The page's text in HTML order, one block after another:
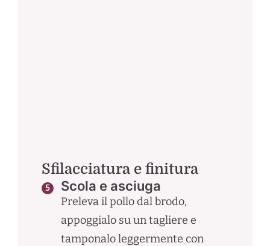
Sfilacciatura e finitura
Scola e asciuga
Preleva il pollo dal brodo,
appoggialo su un tagliere e
tamponalo leggermente con